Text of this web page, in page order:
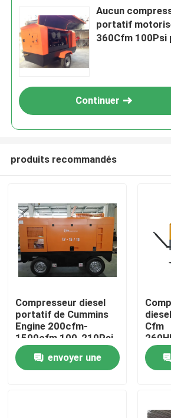
Maison
Aucun
portatif
360Cfm 100Psi
Continuer
produits recommandés
Compresseur diesel
portatif de Cummins
Engine 200cfm-
1500cfm 100-210Psi
envoyer une
Cfm